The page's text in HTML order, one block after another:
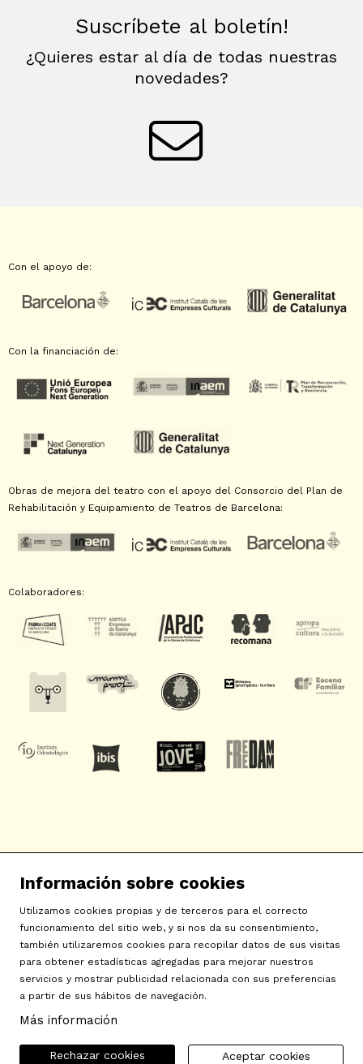
Suscríbete al boletín!
¿Quieres estar al día de todas nuestras
novedades?
Con el apoyo de:
Con la financiación de:
Obras de mejora del teatro con el apoyo del Consorcio del Plan de
Rehabilitación y Equipamiento de Teatros de Barcelona:
Colaboradores:
c/ Neopàtria, 54
08030 Barcelona
info@sat-teatre.cat | 933457930
Sitemap | Aviso Legal | Uso de Cookies | Contactar
Política de privacidad
| Declaración de accesibilidad
Información sobre cookies
Utilizamos cookies propias y de terceros para el correcto
funcionamiento del sitio web, y si nos da su consentimiento,
también utilizaremos cookies para recopilar datos de sus visitas
para obtener estadísticas agregadas para mejorar nuestros
servicios y mostrar publicidad relacionada con sus preferencias
a partir de sus hábitos de navegación.
Más información
Aceptar cookies
Rechazar cookies